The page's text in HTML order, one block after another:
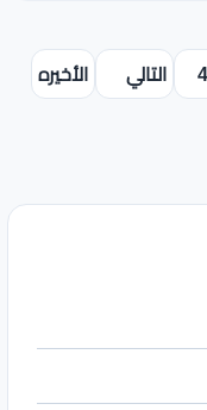
4 التالي الأخيره